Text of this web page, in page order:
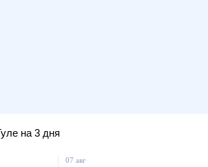
на 3 дня
07 авг